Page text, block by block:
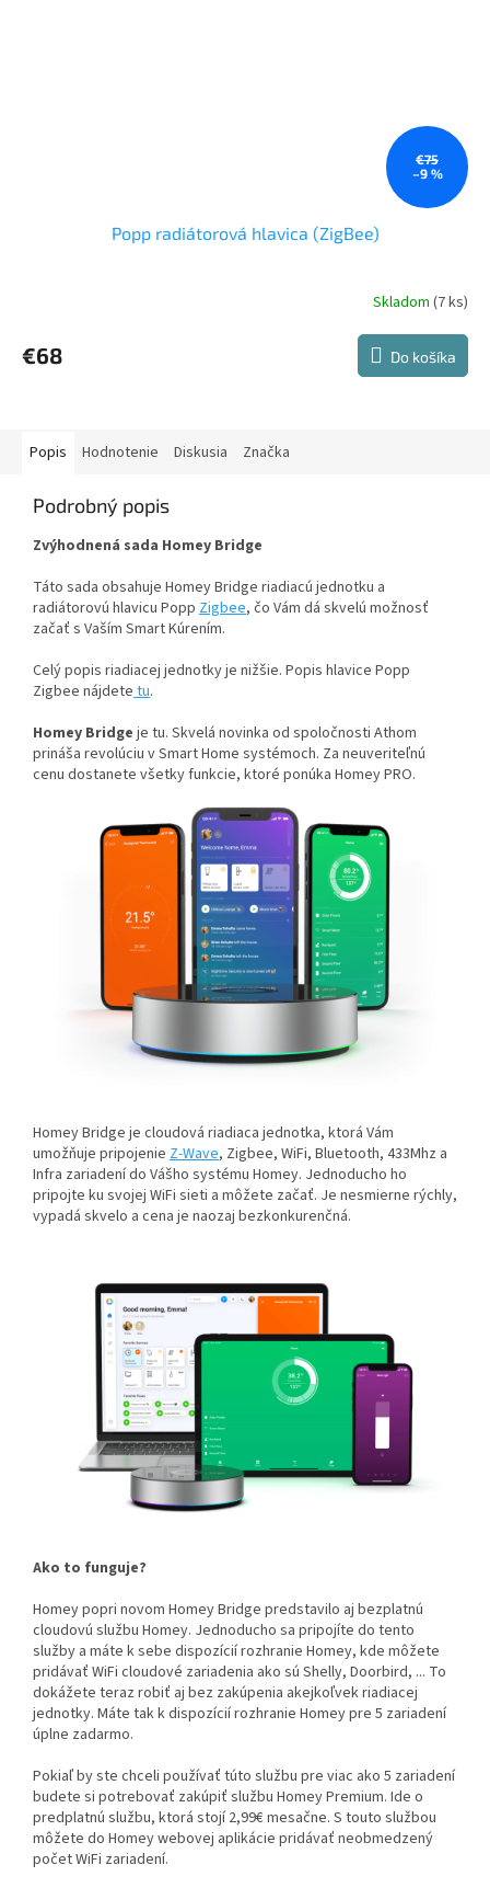
€75
–9 %
Popp radiátorová hlavica (ZigBee)
produktu
je
hviezdičiek.
Skladom(7 ks)
€68 Do košíka
Popis Hodnotenie Diskusia Značka
Podrobný popis
Zvýhodnená sada Homey Bridge
Táto sada obsahuje Homey Bridge riadiacú jednotku a
radiátorovú hlavicu Popp Zigbee, čo Vám dá skvelú možnosť
začať s Vaším Smart Kúrením.
Celý popis riadiacej jednotky je nižšie. Popis hlavice Popp
Zigbee nájdetetu.
Homey Bridge je tu. Skvelá novinka od spoločnosti Athom
prináša revolúciu v Smart Home systémoch. Za neuveriteľnú
cenu dostanete všetky funkcie, ktoré ponúka Homey PRO.
Homey Bridge je cloudová riadiaca jednotka, ktorá Vám
umožňuje pripojenie Z-Wave, Zigbee, WiFi, Bluetooth, 433Mhz a
Infra zariadení do Vášho systému Homey. Jednoducho ho
pripojte ku svojej WiFi sieti a môžete začať. Je nesmierne rýchly,
vypadá skvelo a cena je naozaj bezkonkurenčná.
Ako to funguje?
Homey popri novom Homey Bridge predstavilo aj bezplatnú
cloudovú službu Homey. Jednoducho sa pripojíte do tento
služby a máte k sebe dispozícií rozhranie Homey, kde môžete
pridávať WiFi cloudové zariadenia ako sú Shelly, Doorbird, ... To
dokážete teraz robiť aj bez zakúpenia akejkoľvek riadiacej
jednotky. Máte tak k dispozícií rozhranie Homey pre 5 zariadení
úplne zadarmo.
Pokiaľ by ste chceli používať túto službu pre viac ako 5 zariadení
budete si potrebovať zakúpiť službu Homey Premium. Ide o
predplatnú službu, ktorá stojí 2,99€ mesačne. S touto službou
môžete do Homey webovej aplikácie pridávať neobmedzený
počet WiFi zariadení.